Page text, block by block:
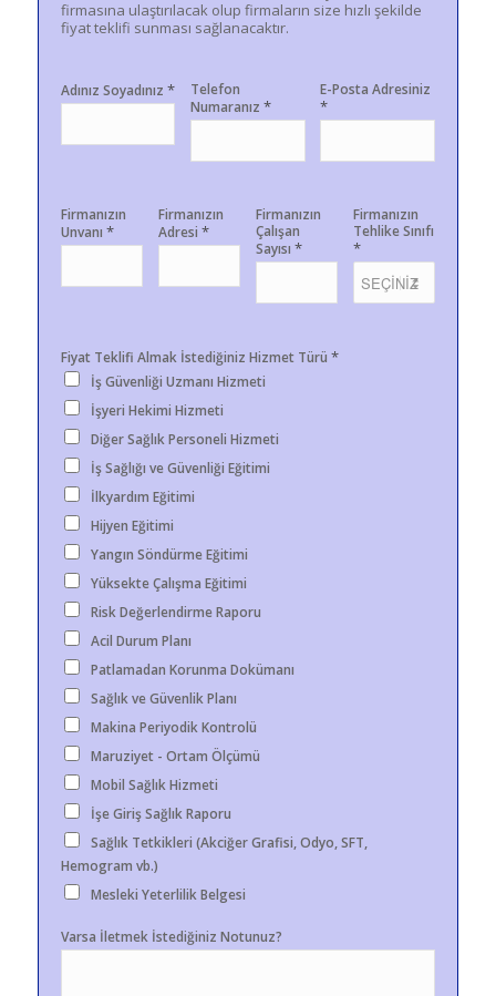
firmasına ulaştırılacak olup firmaların size hızlı şekilde
fiyat teklifi sunması sağlanacaktır.
Adınız Soyadınız *
Telefon
Numaranız*
E-Posta Adresiniz
*
Firmanızın
Unvanı *
Firmanızın
Adresi *
Firmanızın
Çalışan
Sayısı *
Firmanızın
Tehlike Sınıfı
*
Fiyat Teklifi Almak İstediğiniz Hizmet Türü *
İş Güvenliği Uzmanı Hizmeti
İşyeri Hekimi Hizmeti
Diğer Sağlık Personeli Hizmeti
İş Sağlığı ve Güvenliği Eğitimi
İlkyardım Eğitimi
Hijyen Eğitimi
Yangın Söndürme Eğitimi
Yüksekte Çalışma Eğitimi
Risk Değerlendirme Raporu
Acil Durum Planı
Patlamadan Korunma Dokümanı
Sağlık ve Güvenlik Planı
Makina Periyodik Kontrolü
Maruziyet - Ortam Ölçümü
Mobil Sağlık Hizmeti
İşe Giriş Sağlık Raporu
Sağlık Tetkikleri (Akciğer Grafisi, Odyo, SFT,
Hemogram vb.)
Mesleki Yeterlilik Belgesi
Varsa İletmek İstediğiniz Notunuz?